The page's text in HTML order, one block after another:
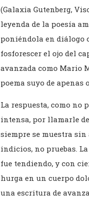
(Galaxia Gutenberg,
leyenda de la poesía
poniéndola en diálogo
fosforescer el ojo del
avanzada como Mario
poema suyo de apenas
La respuesta, como no
intensa, por llamarle
siempre se muestra
indicios, no pruebas.
fue tendiendo, y con
hurga en un cuerpo
una escritura de